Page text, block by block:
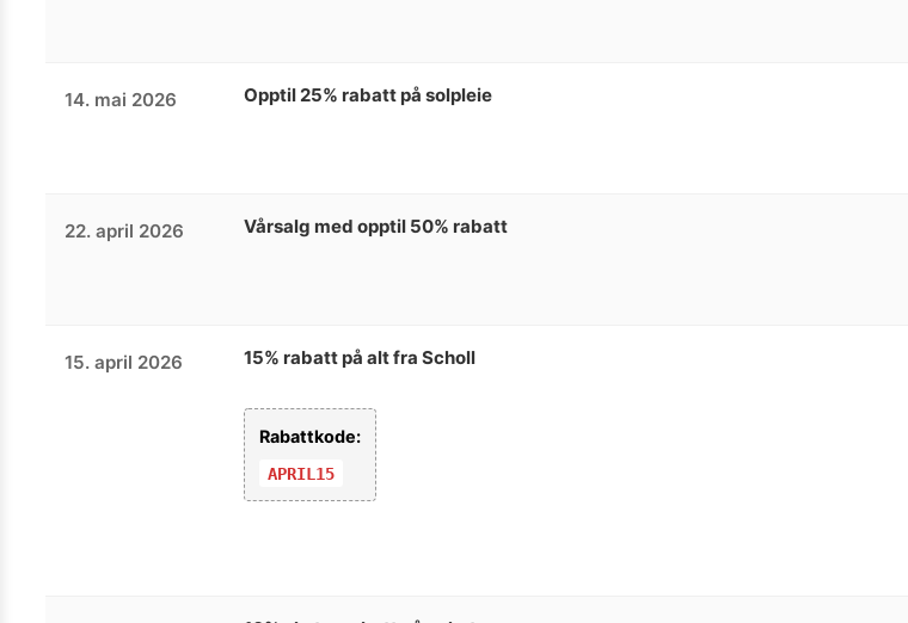
14. mai 2026 Opptil 25% rabatt på solpleie
22. april 2026 Vårsalg med opptil 50% rabatt
15. april 2026 15% rabatt på alt fra Scholl
Rabattkode:
APRIL15